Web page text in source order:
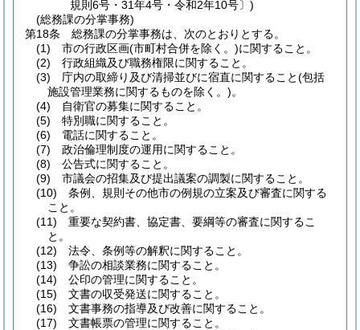
規則6号・31年4号・令和2年10号〕)
(総務課の分掌事務)
第18条
総務課の分掌事務は、次のとおりとする。
(1)
市の行政区画(市町村合併を除く。)に関すること。
(2)
行政組織及び職務権限に関すること。
(3)
庁内の取締り及び清掃並びに宿直に関すること(包括
施設管理業務に関するものを除く。)。
(4)
自衛官の募集に関すること。
(5)
特別職に関すること。
(6)
電話に関すること。
(7)
政治倫理制度の運用に関すること。
(8)
公告式に関すること。
(9)
市議会の招集及び提出議案の調製に関すること。
(10)
条例、規則その他市の例規の立案及び審査に関する
こと。
(11)
重要な契約書、協定書、要綱等の審査に関するこ
と。
(12)
法令、条例等の解釈に関すること。
(13)
争訟の相談業務に関すること。
(14)
公印の管理に関すること。
(15)
文書の収受発送に関すること。
(16)
文書事務の指導及び改善に関すること。
(17)
文書帳票の管理に関すること。